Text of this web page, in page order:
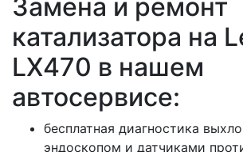
Замена и ремонт
катализатора на
LX470 в нашем
автосервисе:
бесплатная диагностика
эндоскопом и датчиками